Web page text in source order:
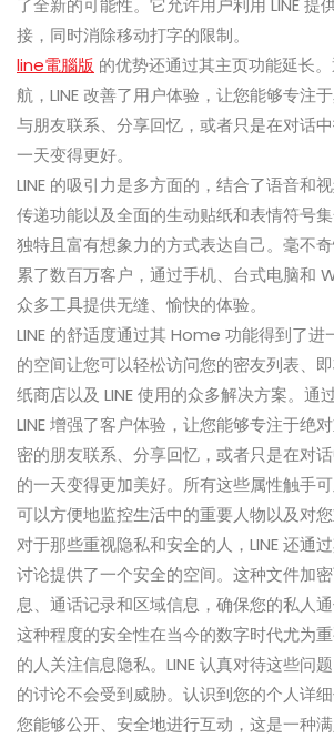
了全新的可能性。它允许用户利用 LINE 提
接，同时消除移动打字的限制。
line電腦版 的优势还通过其主页功能延长
航，LINE 改善了用户体验，让您能够专注
与朋友联系、分享回忆，或者只是在对话
一天变得更好。
LINE 的吸引力是多方面的，结合了语音和
传递功能以及全面的生动贴纸和表情符号
独特且富有想象力的方式表达自己。毫不奇
累了数百万客户，通过手机、台式电脑和
众多工具提供无缝、愉快的体验。
LINE 的舒适度通过其 Home 功能得到了进
的空间让您可以轻松访问您的密友列表、
纸商店以及 LINE 使用的众多解决方案。通
LINE 增强了客户体验，让您能够专注于绝
密的朋友联系、分享回忆，或者只是在对
的一天变得更加美好。所有这些属性触手
可以方便地监控生活中的重要人物以及对您
对于那些重视隐私和安全的人，LINE 还通
讨论提供了一个安全的空间。这种文件加
息、通话记录和区域信息，确保您的私人通
这种程度的安全性在当今的数字时代尤为
的人关注信息隐私。LINE 认真对待这些问
的讨论不会受到威胁。认识到您的个人详
您能够公开、安全地进行互动，这是一种满